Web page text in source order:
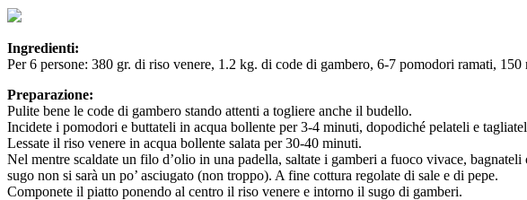
Ingredienti:
Per 6 persone: 380 gr. di riso venere, 1.2 kg. di code di gambero, 6-7 pomodori ramati,
Preparazione:
Pulite bene le code di gambero stando attenti a togliere anche il budello.
Incidete i pomodori e buttateli in acqua bollente per 3-4 minuti, dopodiché pelateli e
Lessate il riso venere in acqua bollente salata per 30-40 minuti.
Nel mentre scaldate un filo d’olio in una padella, saltate i gamberi a fuoco vivace,
sugo non si sarà un po’ asciugato (non troppo). A fine cottura regolate di sale e di pepe.
Componete il piatto ponendo al centro il riso venere e intorno il sugo di gamberi.